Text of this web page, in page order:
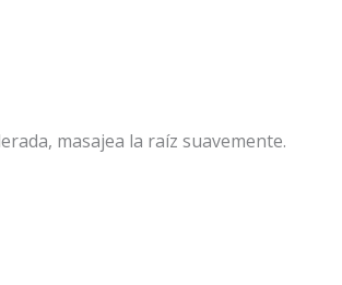
masajea la raíz suavemente.